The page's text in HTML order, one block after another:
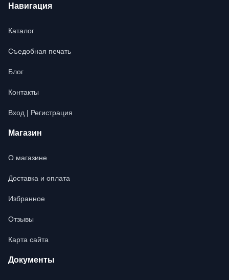
Навигация
Каталог
Съедобная печать
Блог
Контакты
Вход | Регистрация
Магазин
О магазине
Доставка и оплата
Избранное
Отзывы
Карта сайта
Документы